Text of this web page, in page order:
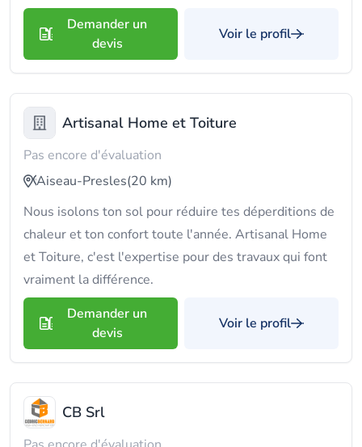
Demander un
devis
Voir le profil
Artisanal Home et Toiture
Pas encore d'évaluation
Aiseau-Presles(20 km)
Nous isolons ton sol pour réduire tes déperditions de
chaleur et ton confort toute l'année. Artisanal Home
et Toiture, c'est l'expertise pour des travaux qui font
vraiment la différence.
Demander un
devis
Voir le profil
CB Srl